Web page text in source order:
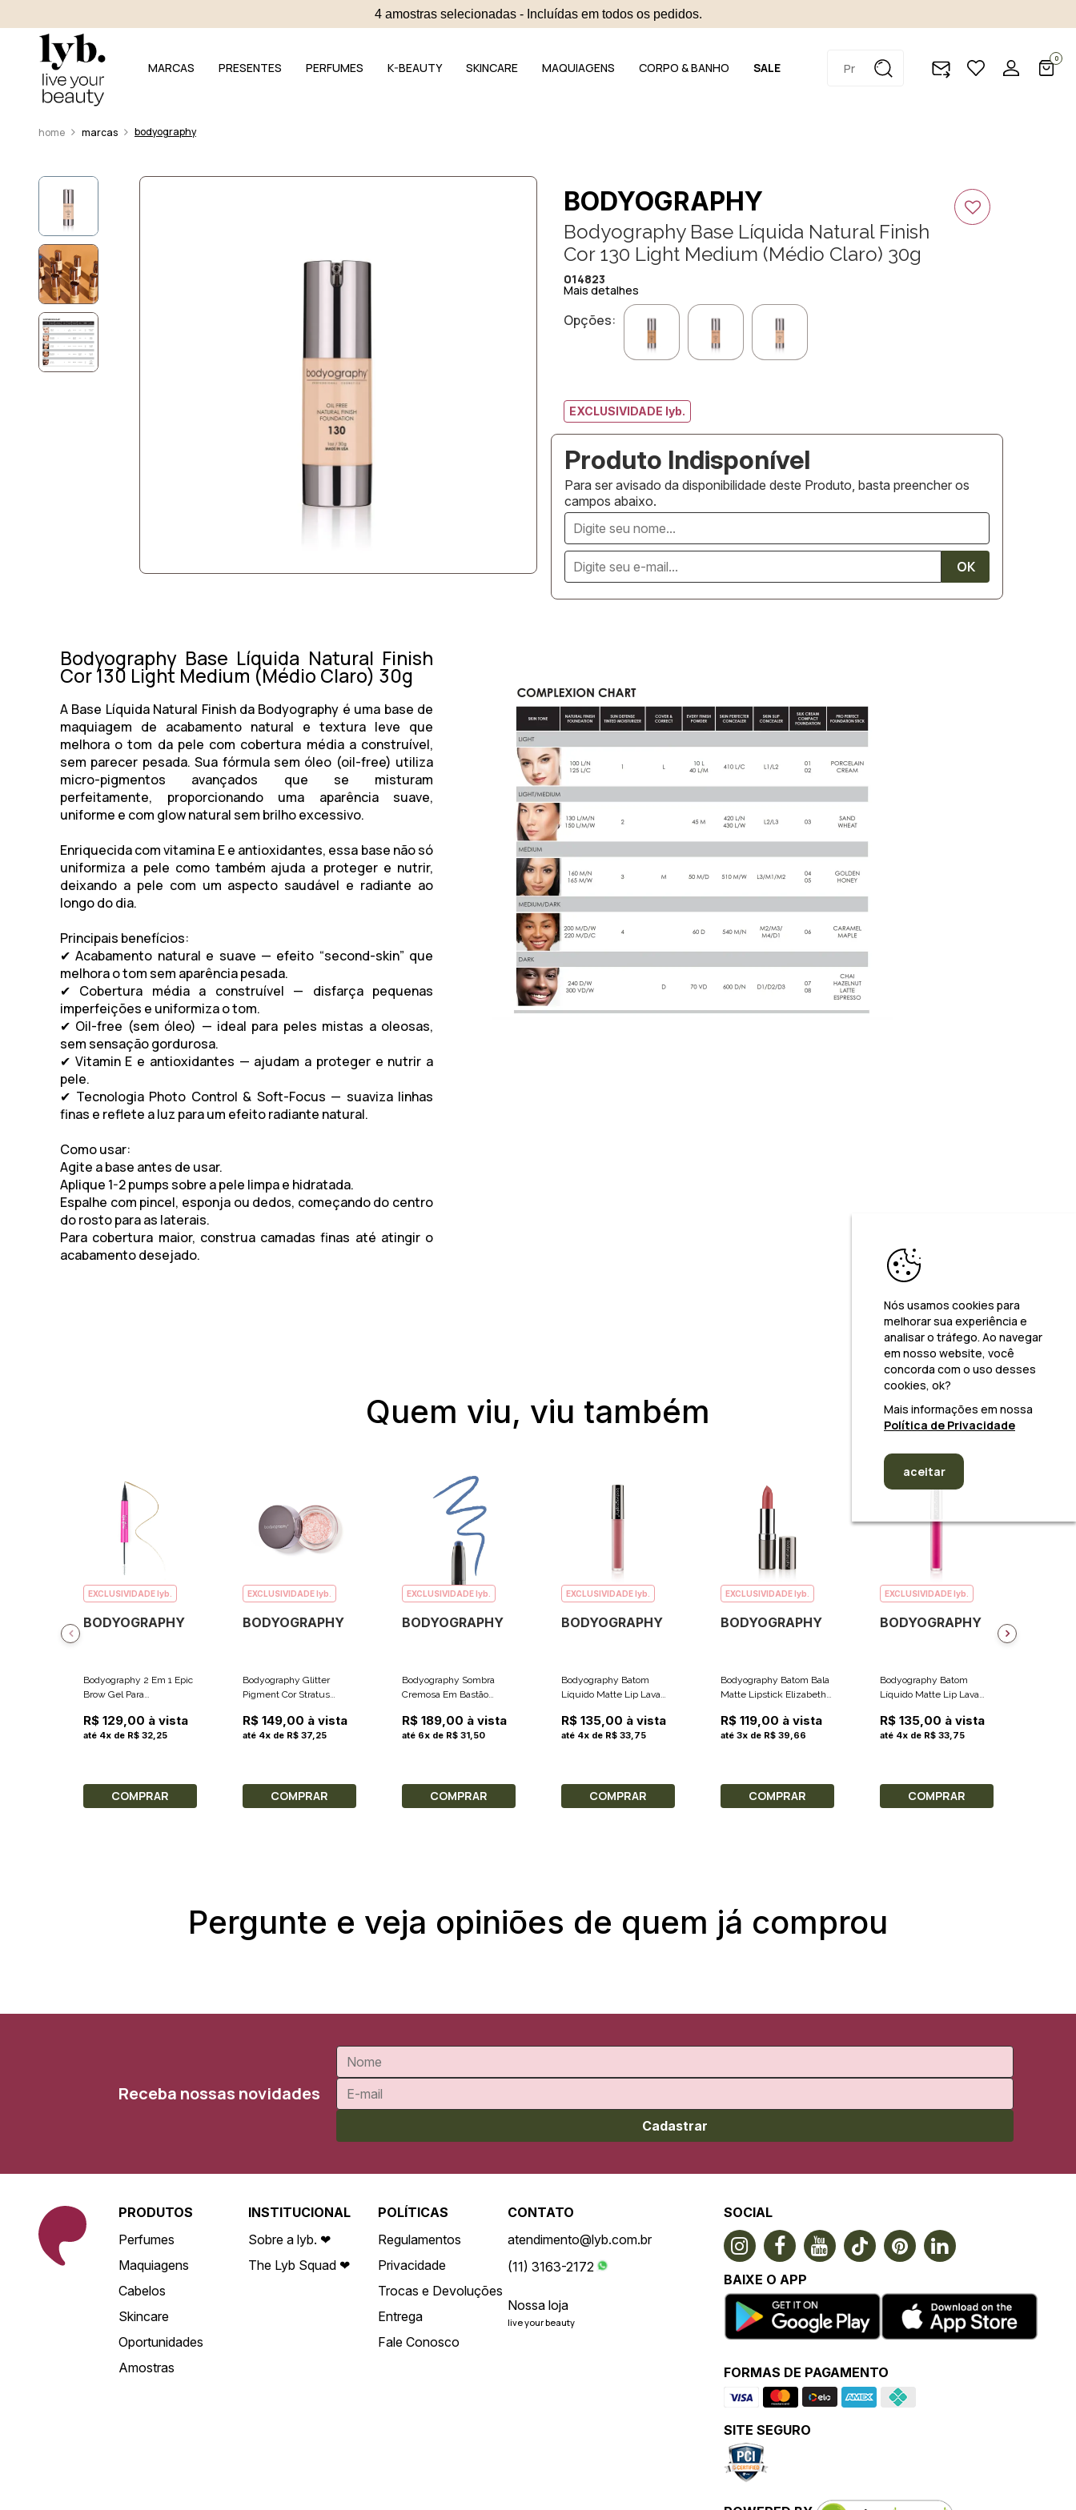
4 amostras selecionadas - Incluídas em todos os pedidos.
MARCAS PRESENTES PERFUMES K-BEAUTY SKINCARE MAQUIAGENS CORPO & BANHO SALE
0
marcas bodyography
BODYOGRAPHY
Bodyography Base Líquida Natural Finish
Cor 130 Light Medium (Médio Claro) 30g
014823
Mais detalhes
Opções:
EXCLUSIVIDADE lyb.
Para ser avisado da disponibilidade deste Produto, basta preencher os
campos abaixo.
Bodyography Base Líquida Natural Finish
Cor 130 Light Medium (Médio Claro) 30g
A Base Líquida Natural Finish da Bodyography é uma base de
maquiagem de acabamento natural e textura leve que
melhora o tom da pele com cobertura média a construível,
sem parecer pesada. Sua fórmula sem óleo (oil-free) utiliza
micro-pigmentos avançados que se misturam
perfeitamente, proporcionando uma aparência suave,
uniforme e com glow natural sem brilho excessivo.
Enriquecida com vitamina E e antioxidantes, essa base não só
uniformiza a pele como também ajuda a proteger e nutrir,
deixando a pele com um aspecto saudável e radiante ao
longo do dia.
Principais benefícios:
✔ Acabamento natural e suave — efeito “second-skin” que
melhora o tom sem aparência pesada.
✔ Cobertura média a construível — disfarça pequenas
imperfeições e uniformiza o tom.
✔ Oil-free (sem óleo) — ideal para peles mistas a oleosas,
sem sensação gordurosa.
✔ Vitamin E e antioxidantes — ajudam a proteger e nutrir a
pele.
✔ Tecnologia Photo Control & Soft-Focus — suaviza linhas
finas e reflete a luz para um efeito radiante natural.
Como usar:
Agite a base antes de usar.
Aplique 1-2 pumps sobre a pele limpa e hidratada.
Espalhe com pincel, esponja ou dedos, começando do centro
do rosto para as laterais.
Para cobertura maior, construa camadas finas até atingir o
acabamento desejado.
Quem viu, viu também
EXCLUSIVIDADE lyb.
BODYOGRAPHY
Bodyography 2 Em 1 Epic
Brow Gel Para
Definidora Cor Blonde 2g +
0.3g
R$ 129,00 à vista
até 4x de R$ 32,25
COMPRAR
EXCLUSIVIDADE lyb.
BODYOGRAPHY
Bodyography Glitter
Pigment Cor Stratus
R$ 149,00 à vista
até 4x de R$ 37,25
COMPRAR
EXCLUSIVIDADE lyb.
BODYOGRAPHY
Bodyography Sombra
Cremosa Em Bastão
Royal Metálico) 2g
R$ 189,00 à vista
até 6x de R$ 31,50
COMPRAR
EXCLUSIVIDADE lyb.
BODYOGRAPHY
Bodyography Batom
Líquido Matte Lip Lava
Nude Fosco) 2.4ml
R$ 135,00 à vista
até 4x de R$ 33,75
COMPRAR
EXCLUSIVIDADE lyb.
BODYOGRAPHY
Bodyography Batom Bala
Matte Lipstick Elizabeth
3.7g
R$ 119,00 à vista
até 3x de R$ 39,66
COMPRAR
EXCLUSIVIDADE lyb.
BODYOGRAPHY
Bodyography Batom
Líquido Matte Lip Lava
Fosco) 2.4ml
R$ 135,00 à vista
até 4x de R$ 33,75
COMPRAR
Pergunte e veja opiniões de quem já comprou
Receba nossas novidades
Cadastrar
PRODUTOS
Perfumes
Maquiagens
Cabelos
Skincare
Oportunidades
Amostras
INSTITUCIONAL
Sobre a lyb. ❤
The Lyb Squad ❤
POLÍTICAS
Regulamentos
Privacidade
Trocas e Devoluções
Entrega
Fale Conosco
CONTATO
atendimento@lyb.com.br
(11) 3163-2172
Nossa loja
live your beauty
SOCIAL
BAIXE O APP
FORMAS DE PAGAMENTO
SITE SEGURO
Nós usamos cookies para
melhorar sua experiência e
analisar o tráfego. Ao navegar
em nosso website, você
concorda com o uso desses
cookies, ok?
Mais informações em nossa
Política de Privacidade
aceitar